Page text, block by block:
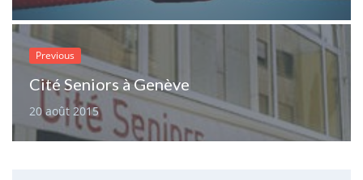
Previous
Cité Seniors à Genève
20 août 2015